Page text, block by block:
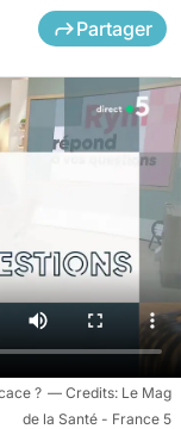
Partager
?
Le Mag
de la Santé - France 5